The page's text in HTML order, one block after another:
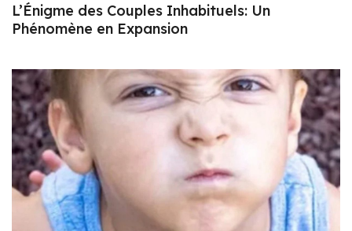
L’Énigme des Couples Inhabituels: Un
Phénomène en Expansion